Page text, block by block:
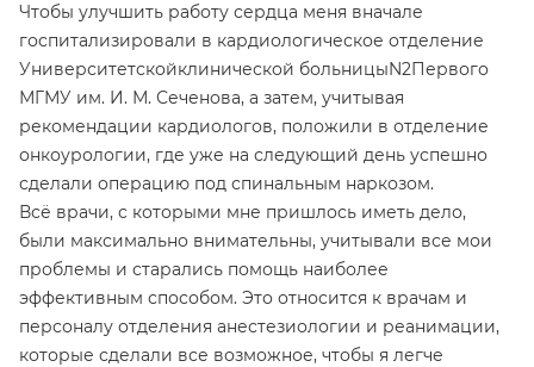
Чтобы улучшить работу сердца меня вначале
госпитализировали в кардиологическое отделение
Университетскойклинической больницыN2Первого
МГМУ им. И. М. Сеченова, а затем, учитывая
рекомендации кардиологов, положили в отделение
онкоурологии, где уже на следующий день успешно
сделали операцию под спинальным наркозом.
Всё врачи, с которыми мне пришлось иметь дело,
были максимально внимательны, учитывали все мои
проблемы и старались помощь наиболее
эффективным способом. Это относится к врачам и
персоналу отделения анестезиологии и реанимации,
которые сделали все возможное, чтобы я легче